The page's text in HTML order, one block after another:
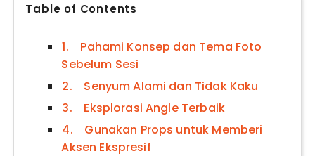
Table of Contents
1. Pahami Konsep dan Tema Foto
Sebelum Sesi
2. Senyum Alami dan Tidak Kaku
3. Eksplorasi Angle Terbaik
4. Gunakan Props untuk Memberi
Aksen Ekspresif